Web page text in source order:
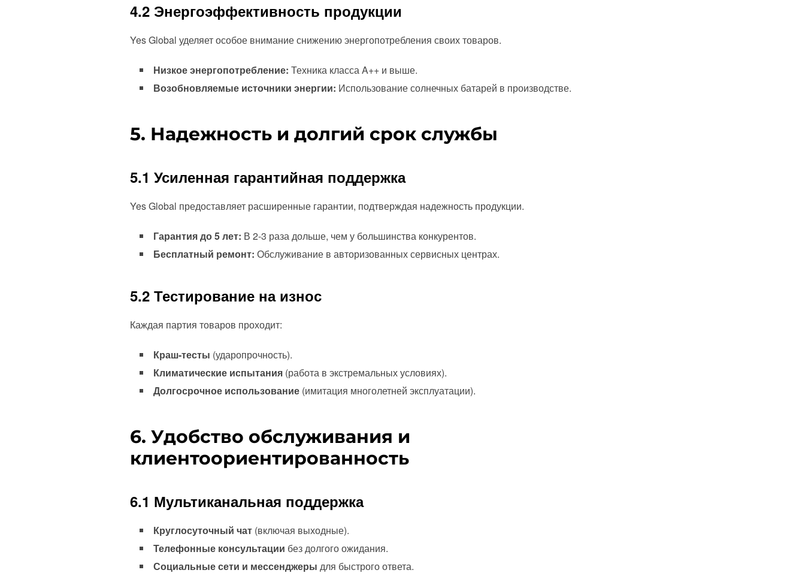
4.2 Энергоэффективность продукции
Yes Global уделяет особое внимание снижению энергопотребления своих товаров.
Низкое энергопотребление: Техника класса A++ и выше.
Возобновляемые источники энергии: Использование солнечных батарей в производстве.
5. Надежность и долгий срок службы
5.1 Усиленная гарантийная поддержка
Yes Global предоставляет расширенные гарантии, подтверждая надежность продукции.
Гарантия до 5 лет: В 2-3 раза дольше, чем у большинства конкурентов.
Бесплатный ремонт: Обслуживание в авторизованных сервисных центрах.
5.2 Тестирование на износ
Каждая партия товаров проходит:
Краш-тесты (ударопрочность).
Климатические испытания (работа в экстремальных условиях).
Долгосрочное использование (имитация многолетней эксплуатации).
6. Удобство обслуживания и
клиентоориентированность
6.1 Мультиканальная поддержка
Круглосуточный чат (включая выходные).
Телефонные консультации без долгого ожидания.
Социальные сети и мессенджеры для быстрого ответа.